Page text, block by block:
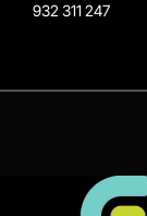
932 311 247